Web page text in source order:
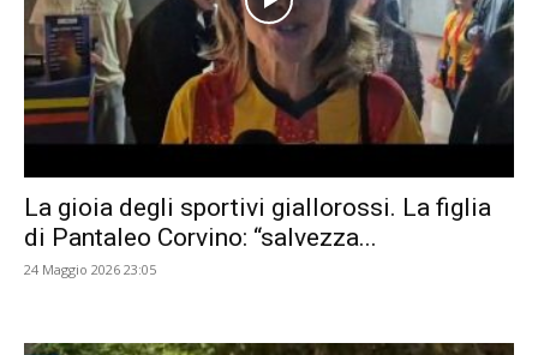
La gioia degli sportivi giallorossi. La figlia
di Pantaleo Corvino: “salvezza...
24 Maggio 2026 23:05